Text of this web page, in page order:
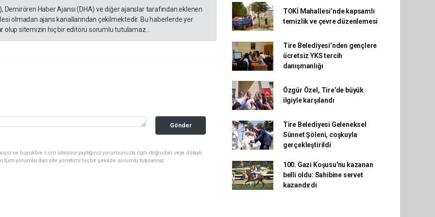
Demirören Haber Ajansı (DHA) ve diğer ajanslar tarafından eklenen
olmadan ajans kanallarından çekilmektedir. Bu haberlerde yer
sitemizin hiç bir editörü sorumlu tutulamaz...
Gönder
ve buyuktire.com sitesine yaptığınız yorumunuzla ilgili doğrudan veya dolaylı
tüm yorumlardan site yönetimi hiçbir şekilde sorumlu tutulamaz.
TOKİ Mahallesi’nde kapsamlı
temizlik ve çevre düzenlemesi
Tire Belediyesi’nden gençlere
ücretsiz YKS tercih
danışmanlığı
Özgür Özel, Tire’de büyük
ilgiyle karşılandı
Tire Belediyesi Geleneksel
Sünnet Şöleni, coşkuyla
gerçekleştirildi
100. Gazi Koşusu'nu kazanan
belli oldu: Sahibine servet
kazandırdı